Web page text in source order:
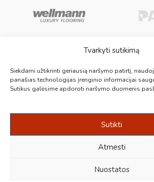
Tvarkyti sutikimą
Siekdami užtikrinti geriausią naršymo patirtį,
panašias technologijas įrenginio informacijai
Sutikus galėsime apdoroti naršymo duomenis
Sutikti
Atmesti
Nuostatos
Aukščiausios kokybės medinės, laminuotos,
kiliminės plytelės, grindjuostės ir kt. originalios
jūsų grindims.
+370 687 19789